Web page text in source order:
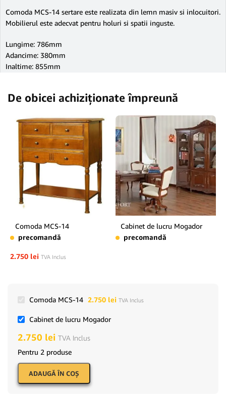
Comoda MCS-14 sertare este realizata din lemn masiv si inlocuitori.
Mobilierul este adecvat pentru holuri si spatii inguste.
Lungime: 786mm
Adancime: 380mm
Inaltime: 855mm
De obicei achiziționate împreună
Comoda MCS-14
precomandă
2.750 lei TVA Inclus
Cabinet de lucru Mogador
precomandă
Comoda MCS-14 2.750 lei TVA Inclus
Cabinet de lucru Mogador
2.750 lei TVA Inclus
Pentru 2 produse
ADAUGĂ ÎN COŞ